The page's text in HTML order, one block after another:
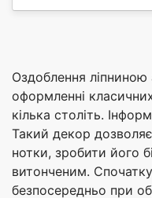
Оздоблення
оформленні
кілька століть.
Такий декор
нотки, зробити його
витонченим.
безпосередньо при